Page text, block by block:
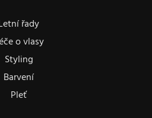
řady
o vlasy
Styling
Barvení
Pleť